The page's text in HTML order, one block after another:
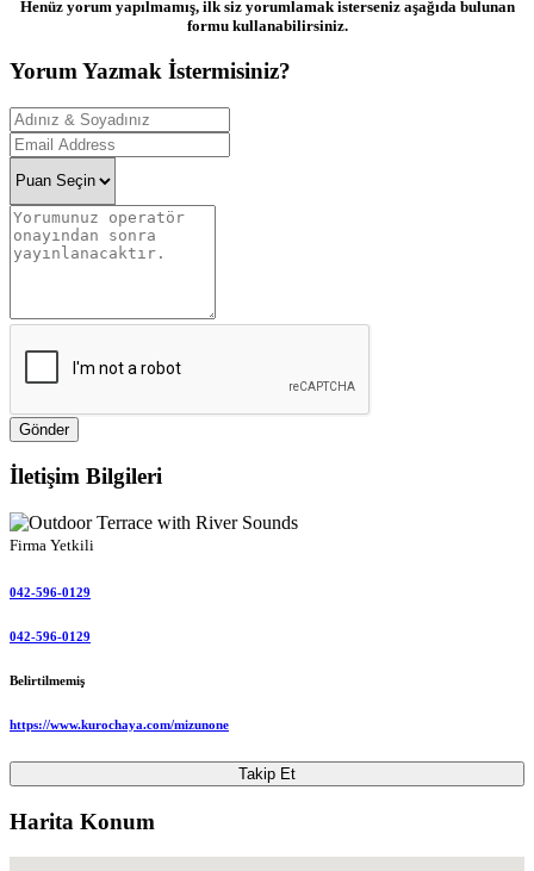
Henüz yorum yapılmamış, ilk siz yorumlamak isterseniz aşağıda bulunan
formu kullanabilirsiniz.
Yorum Yazmak İstermisiniz?
Gönder
İletişim Bilgileri
Firma Yetkili
042-596-0129
042-596-0129
Belirtilmemiş
https://www.kurochaya.com/mizunone
Takip Et
Harita Konum